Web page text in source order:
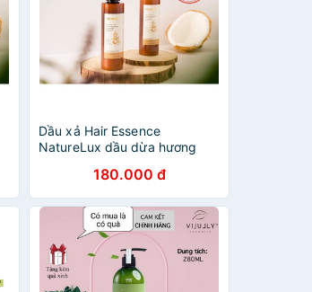
Dầu xả Hair Essence
NatureLux dầu dừa hương
180.000 đ